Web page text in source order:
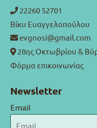
22260 52701
Βίκυ Ευαγγελοπούλου
evgnosi@gmail.com
28ης Οκτωβρίου &
Φόρμα επικοινωνίας
Newsletter
Email